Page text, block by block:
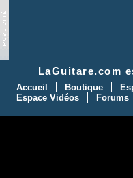
LaGuitare.com
Accueil Boutique
Espace Vidéos
Forums